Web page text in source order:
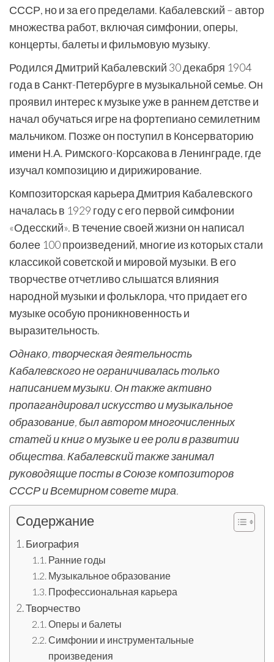
СССР, но и за его пределами. Кабалевский – автор
множества работ, включая симфонии, оперы,
концерты, балеты и фильмовую музыку.
Родился Дмитрий Кабалевский 30 декабря 1904
года в Санкт-Петербурге в музыкальной семье. Он
проявил интерес к музыке уже в раннем детстве и
начал обучаться игре на фортепиано семилетним
мальчиком. Позже он поступил в Консерваторию
имени Н.А. Римского-Корсакова в Ленинграде, где
изучал композицию и дирижирование.
Композиторская карьера Дмитрия Кабалевского
началась в 1929 году с его первой симфонии
«Одесский». В течение своей жизни он написал
более 100 произведений, многие из которых стали
классикой советской и мировой музыки. В его
творчестве отчетливо слышатся влияния
народной музыки и фольклора, что придает его
музыке особую проникновенность и
выразительность.
Однако, творческая деятельность
Кабалевского не ограничивалась только
написанием музыки. Он также активно
пропагандировал искусство и музыкальное
образование, был автором многочисленных
статей и книг о музыке и ее роли в развитии
общества. Кабалевский также занимал
руководящие посты в Союзе композиторов
СССР и Всемирном совете мира.
Содержание
Биография
Ранние годы
Музыкальное образование
Профессиональная карьера
Творчество
Оперы и балеты
Симфонии и инструментальные
произведения